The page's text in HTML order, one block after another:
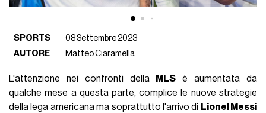
SPORTS
08 Settembre 2023
AUTORE
Matteo Ciaramella
L'attenzione nei confronti della MLS è aumentata da
qualche mese a questa parte, complice le nuove strategie
della lega americana ma soprattutto l'arrivo di Lionel Messi